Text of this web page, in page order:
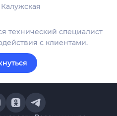
Калужская
технический специалист
с клиентами.